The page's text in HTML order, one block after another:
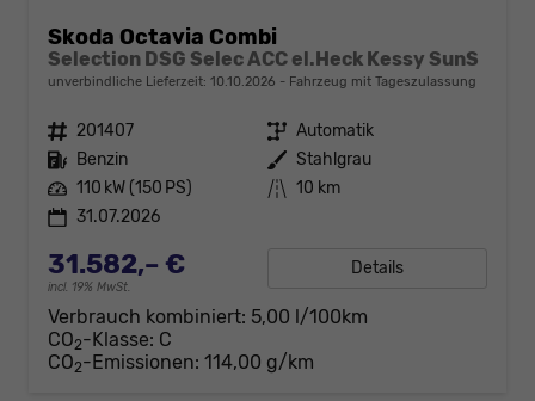
Skoda Octavia Combi
Selection DSG Selec ACC el.Heck Kessy SunS
unverbindliche Lieferzeit: 10.10.2026 Fahrzeug mit Tageszulassung
Fahrzeugnr. 201407 Getriebe Automatik
Kraftstoff Benzin Außenfarbe Stahlgrau
Leistung 110 kW (150 PS) Kilometerstand 10 km
31.07.2026
31.582,– €
incl. 19% MwSt.
Details
Verbrauch kombiniert: 5,00 l/100km
CO2-Klasse: C
CO2-Emissionen: 114,00 g/km